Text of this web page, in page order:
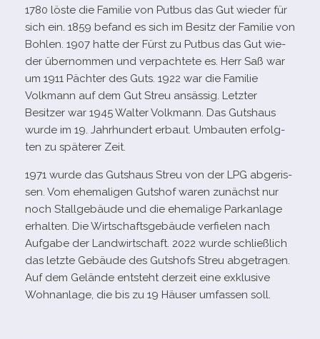
1780 löste die Familie von Putbus das Gut wie­der für
sich ein. 1859 befand es sich im Besitz der Familie von
Bohlen. 1907 hatte der Fürst zu Putbus das Gut wie­
der über­nom­men und ver­pach­tete es. Herr Saß war
um 1911 Pächter des Guts. 1922 war die Familie
Volkmann auf dem Gut Streu ansäs­sig. Letzter
Besitzer war 1945 Walter Volkmann. Das Gutshaus
wurde im 19. Jahrhundert erbaut. Umbauten erfolg­
ten zu spä­te­rer Zeit.
1971 wurde das Gutshaus Streu von der LPG abge­ris­
sen. Vom ehe­ma­li­gen Gutshof waren zunächst nur
noch Stallgebäude und die ehe­ma­lige Parkanlage
erhal­ten. Die Wirtschaftsgebäude ver­fie­len nach
Aufgabe der Landwirtschaft. 2022 wurde schließ­lich
das letzte Gebäude des Gutshofs Streu abge­tra­gen.
Auf dem Gelände ent­steht der­zeit eine exklu­sive
Wohnanlage, die bis zu 19 Häuser umfas­sen soll.